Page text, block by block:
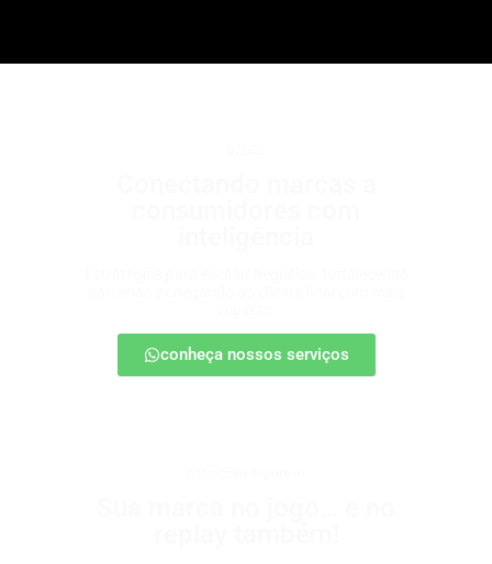
conheça nossos serviços